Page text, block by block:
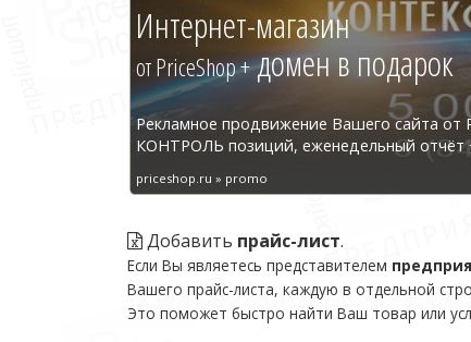
Интернет-магазин
от PriceShop +домен в подарок
Рекламное продвижение Вашего сайта от
КОНТРОЛЬ позиций, еженедельный отчёт
priceshop.ru » promo
Добавить прайс-лист.
Если Вы являетесь представителем
Вашего прайс-листа, каждую в отдельной
Это поможет быстро найти Ваш товар или